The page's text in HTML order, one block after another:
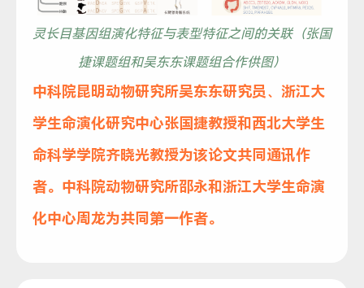
灵长目基因组演化特征与表型特征之间的关联（张国
捷课题组和吴东东课题组合作供图）
中科院昆明动物研究所吴东东研究员、浙江大
学生命演化研究中心张国捷教授和西北大学生
命科学学院齐晓光教授为该论文共同通讯作
者。中科院动物研究所邵永和浙江大学生命演
化中心周龙为共同第一作者。